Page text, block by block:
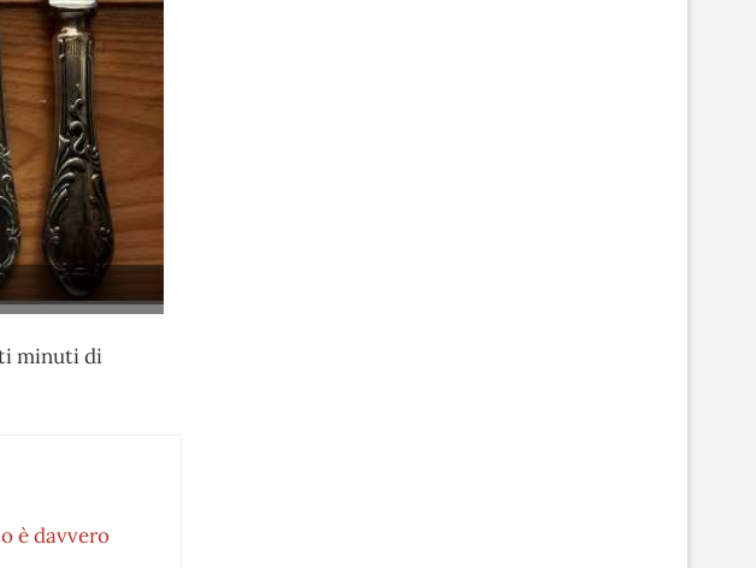
minuti di
è davvero